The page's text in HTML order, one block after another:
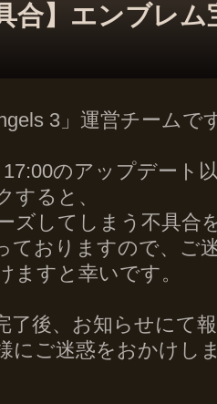
合】エンブレ
3」運営チームで
17:00のアップデート
すると、
ズしてしまう不具合
ておりますので、ご
ますと幸いです。
了後、お知らせにて
にご迷惑をおかけし